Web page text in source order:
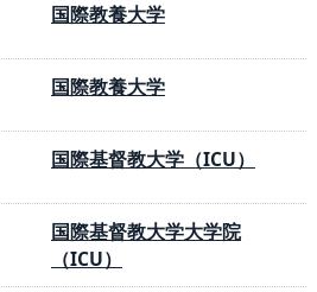
国際教養大学
国際教養大学
国際基督教大学（ICU）
国際基督教大学大学院
（ICU）